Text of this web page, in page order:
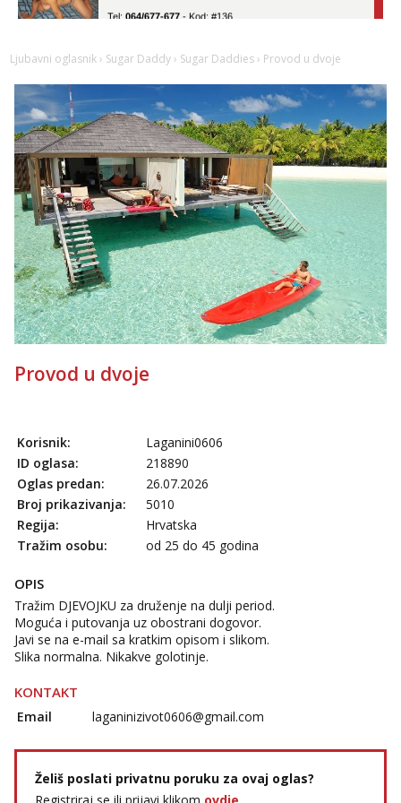
tel:0,93€ - mob:1,12€ min
Ela
Razgovaram :)
Tel:064/677-677 - Kod: #117
tel:0,93€ - mob:1,12€ min
Obavijesti me kada se oslobodi
Vanesa
Razgovaram :)
Tel:064/677-677 - Kod: #74
tel:0,93€ - mob:1,12€ min
Obavijesti me kada se oslobodi
Anđela
Čekam tvoj poziv!
Tel:064/677-677- Kod: #142
tel:0,93€ - mob:1,12€ min
Ljubavni oglasnik › Sugar Daddy › Sugar Daddies › Provod u dvoje
Provod u dvoje
Korisnik:
Laganini0606
ID oglasa:
218890
Oglas predan:
26.07.2026
Broj prikazivanja:
5010
Regija:
Hrvatska
Tražim osobu:
od 25 do 45 godina
OPIS
Tražim DJEVOJKU za druženje na dulji period.
Moguća i putovanja uz obostrani dogovor.
Javi se na e-mail sa kratkim opisom i slikom.
Slika normalna. Nikakve golotinje.
KONTAKT
Email laganinizivot0606@gmail.com
Želiš poslati privatnu poruku za ovaj oglas?